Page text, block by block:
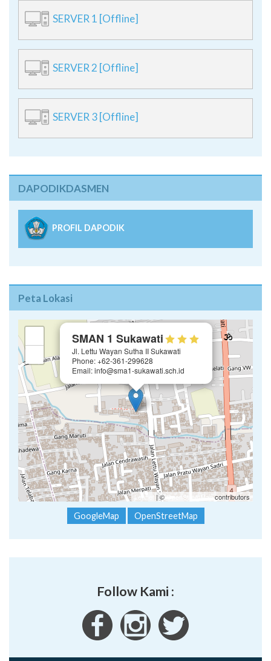
SERVER 1 [Offline]
SERVER 2 [Offline]
SERVER 3 [Offline]
DAPODIKDASMEN
PROFIL DAPODIK
Peta Lokasi
SMAN 1 Sukawati
Jl. Lettu Wayan Sutha II Sukawati
Phone: +62-361-299628
Email: info@sma1-sukawati.sch.id
Leaflet | ©OpenStreetMap contributors
GoogleMap OpenStreetMap
Follow Kami :